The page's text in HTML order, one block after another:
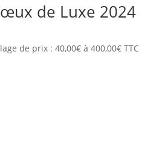
de Luxe 2024
de prix : 40,00€ à 400,00€ TTC